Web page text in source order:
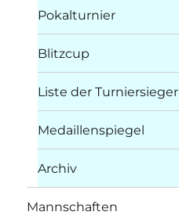
Pokalturnier
Blitzcup
Liste der Turniersieger
Medaillenspiegel
Archiv
Mannschaften